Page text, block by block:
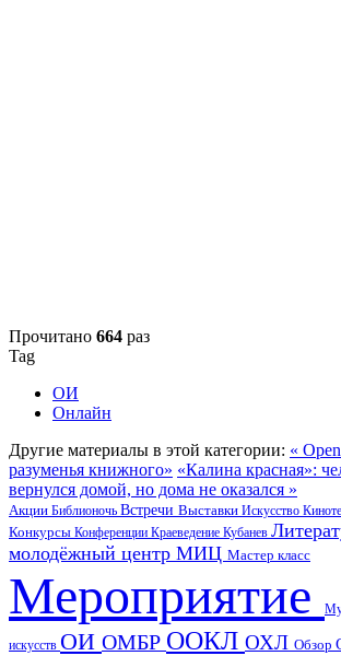
Прочитано 664 раз
Tag
ОИ
Онлайн
Другие материалы в этой категории: «
разуменья книжного» «Калина красная»:
вернулся домой, но дома не оказался »
Акции Библионочь Встречи Выставки Искусство
Конкурсы Конференции Краеведение Кубанев
молодёжный центр МИЦ Мастер класс
Мероприятие
искусств ОИ ОМБР ООКЛ ОХЛ Обзор